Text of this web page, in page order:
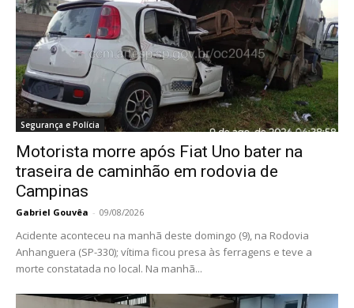
Segurança e Polícia
Motorista morre após Fiat Uno bater na
traseira de caminhão em rodovia de
Campinas
Gabriel Gouvêa - 09/08/2026
Acidente aconteceu na manhã deste domingo (9), na Rodovia
Anhanguera (SP-330); vítima ficou presa às ferragens e teve a
morte constatada no local. Na manhã...